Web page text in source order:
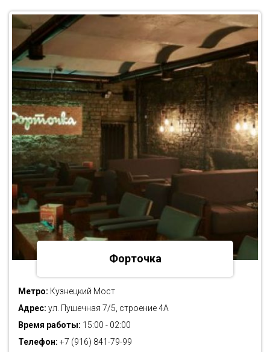
Форточка
Метро: Кузнецкий Мост
Адрес: ул. Пушечная 7/5, строение 4А
Время работы: 15:00 - 02:00
Телефон: +7 (916) 841-79-99